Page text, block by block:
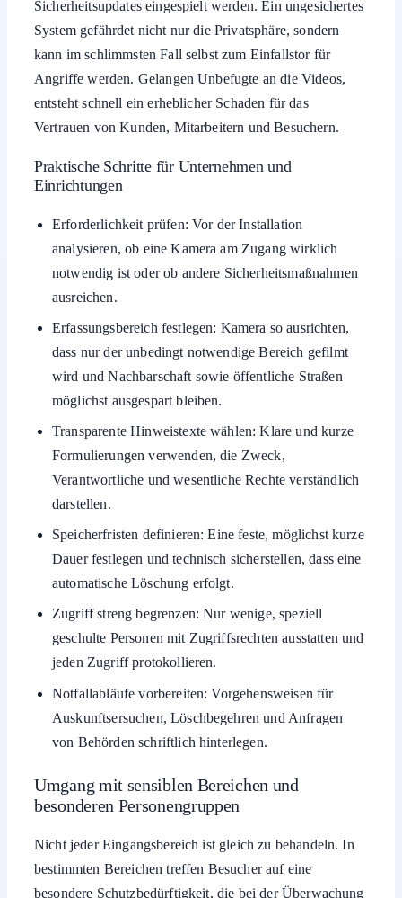
System gefährdet nicht nur die Privatsphäre, sondern
kann im schlimmsten Fall selbst zum Einfallstor für
Angriffe werden. Gelangen Unbefugte an die Videos,
entsteht schnell ein erheblicher Schaden für das
Vertrauen von Kunden, Mitarbeitern und Besuchern.
Einrichtungen
analysieren, ob eine Kamera am Zugang wirklich
notwendig ist oder ob andere Sicherheitsmaßnahmen
ausreichen.
dass nur der unbedingt notwendige Bereich gefilmt
wird und Nachbarschaft sowie öffentliche Straßen
möglichst ausgespart bleiben.
Formulierungen verwenden, die Zweck,
Verantwortliche und wesentliche Rechte verständlich
darstellen.
Dauer festlegen und technisch sicherstellen, dass eine
automatische Löschung erfolgt.
geschulte Personen mit Zugriffsrechten ausstatten und
jeden Zugriff protokollieren.
Auskunftsersuchen, Löschbegehren und Anfragen
von Behörden schriftlich hinterlegen.
besonderen Personengruppen
bestimmten Bereichen treffen Besucher auf eine
besondere Schutzbedürftigkeit, die bei der Überwachung